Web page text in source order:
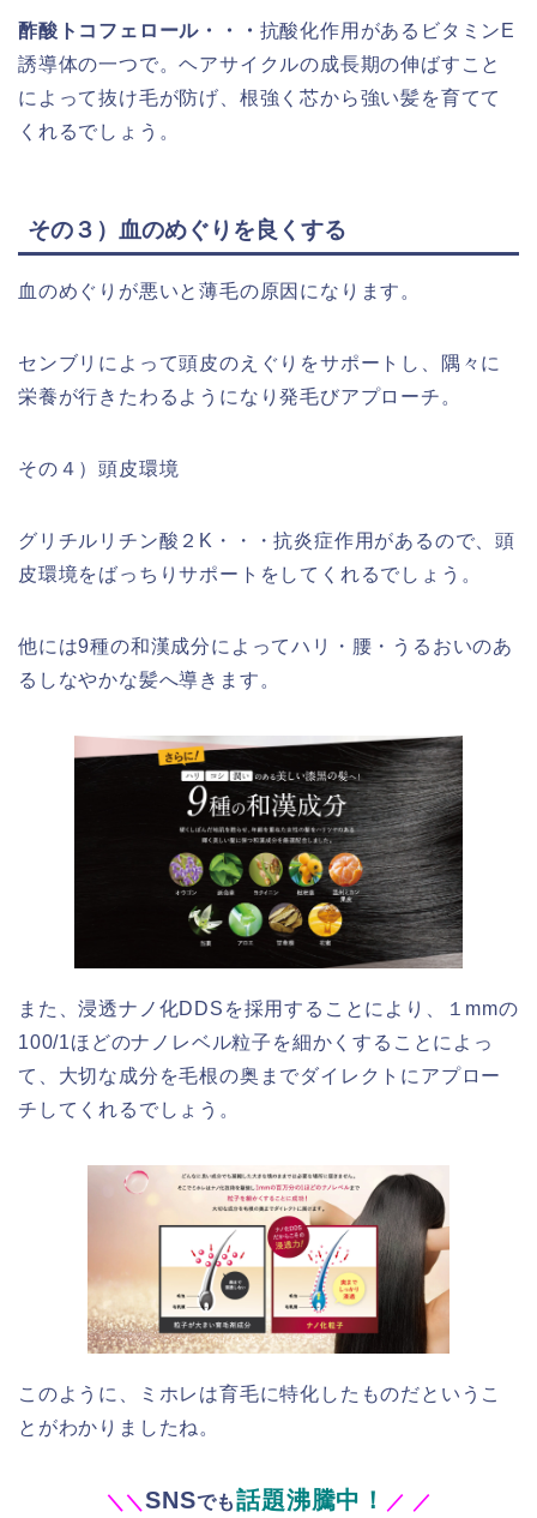
酢酸トコフェロール・・・ 抗酸化作用があるビタミンE
誘導体の一つで。ヘアサイクルの成長期の伸ばすこと
によって抜け毛が防げ、根強く芯から強い髪を育てて
くれるでしょう。
その３）血のめぐりを良くする
血のめぐりが悪いと薄毛の原因になります。
センブリによって頭皮のえぐりをサポートし、隅々に
栄養が行きたわるようになり発毛びアプローチ。
その４）頭皮環境
グリチルリチン酸２K・・・抗炎症作用があるので、頭
皮環境をばっちりサポートをしてくれるでしょう。
他には9種の和漢成分によってハリ・腰・うるおいのあ
るしなやかな髪へ導きます。
また、浸透ナノ化DDSを採用することにより、１mmの
100/1ほどのナノレベル粒子を細かくすることによっ
て、大切な成分を毛根の奥までダイレクトにアプロー
チしてくれるでしょう。
このように、ミホレは育毛に特化したものだというこ
とがわかりましたね。
＼ ＼SNSでも話題沸騰中！ ／ ／